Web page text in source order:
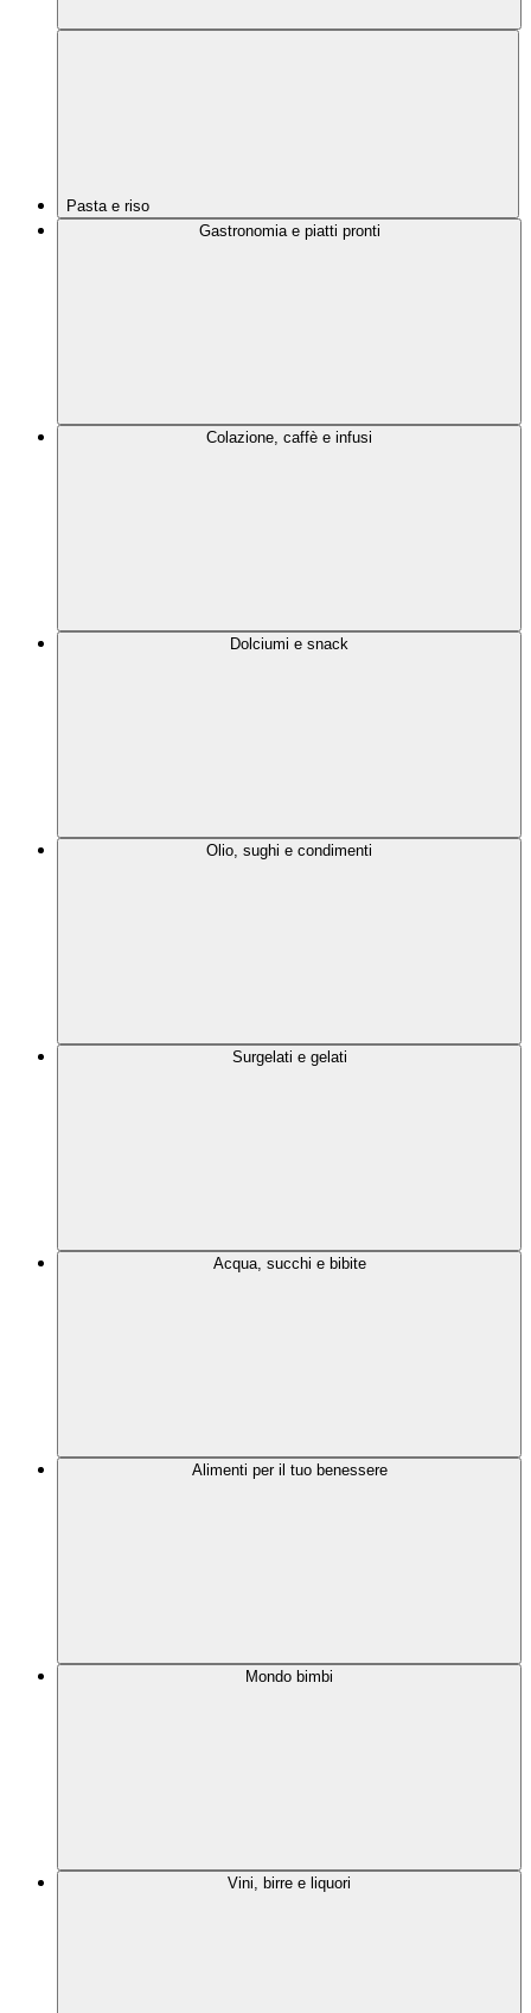
Pasta e riso
Gastronomia e piatti pronti
Colazione, caffè e infusi
Dolciumi e snack
Olio, sughi e condimenti
Surgelati e gelati
Acqua, succhi e bibite
Alimenti per il tuo benessere
Mondo bimbi
Vini, birre e liquori